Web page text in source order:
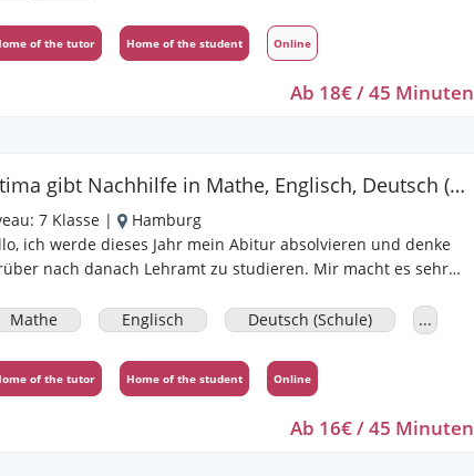
of the tutor Home of the student Online
Ab 18€ / 45 Minuten
Fatima gibt Nachhilfe in Mathe, Englisch, Deutsch (Schule), Biologie, Erdkunde
7 Klasse |
Hamburg
absolvieren und denke
nach danach Lehramt zu studieren. Mir macht es sehr
schon. Somit habe ich reichlich Erfahrungen gesammelt
kenne mich ziemlich gut damit aus. Mir ist vor allem das
des Stoffes wichtig und die Anwendung auf anderen
denn das simple Verinnerlichen bringt meiner
Mathe Englisch Deutsch (Schule) ...
of the tutor Home of the student Online
Ab 16€ / 45 Minuten